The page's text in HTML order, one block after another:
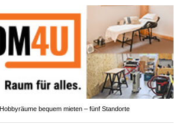
bequem mieten – fünf Standorte